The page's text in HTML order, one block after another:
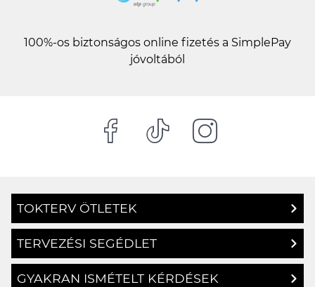
100%-os biztonságos online fizetés a SimplePay
jóvoltából
TOKTERV ÖTLETEK
TERVEZÉSI SEGÉDLET
GYAKRAN ISMÉTELT KÉRDÉSEK